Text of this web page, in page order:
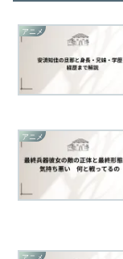
アニメ
アニメ
アニメ